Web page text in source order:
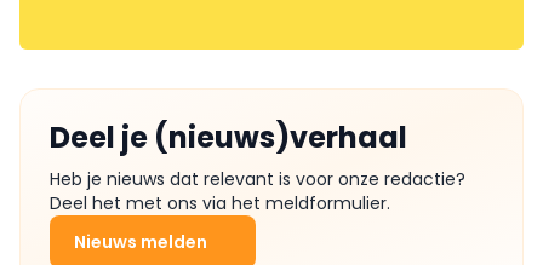
Deel je (nieuws)verhaal
Heb je nieuws dat relevant is voor onze redactie?
Deel het met ons via het meldformulier.
Nieuws melden